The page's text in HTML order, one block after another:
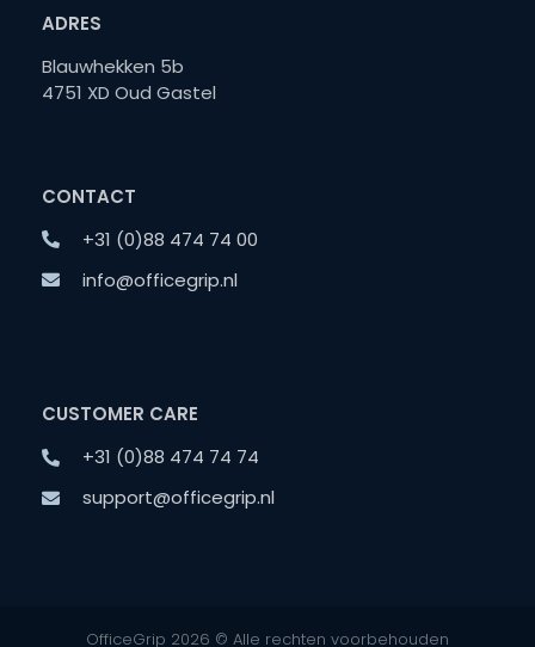
ADRES
Blauwhekken 5b
4751 XD Oud Gastel
CONTACT
+31 (0)88 474 74 00
info@officegrip.nl
CUSTOMER CARE
+31 (0)88 474 74 74
support@officegrip.nl
OfficeGrip 2026 © Alle rechten voorbehouden